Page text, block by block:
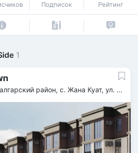
Подписок Рейтинг
1
район, с. Жана Куат, ул. 37,